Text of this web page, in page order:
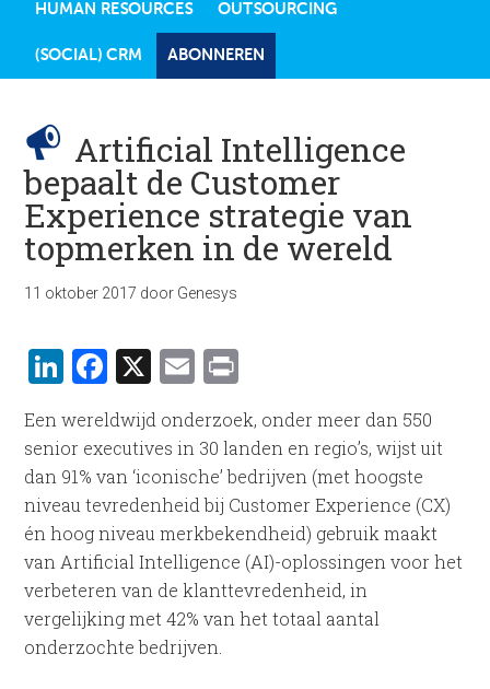
HUMAN RESOURCES OUTSOURCING
(SOCIAL) CRM ABONNEREN
Artificial Intelligence
bepaalt de Customer
Experience strategie van
topmerken in de wereld
11 oktober 2017 door Genesys
LinkedIn
Facebook
X Email
Een wereldwijd onderzoek, onder meer dan 550
senior executives in 30 landen en regio’s, wijst uit
dan 91% van ‘iconische’ bedrijven (met hoogste
niveau tevredenheid bij Customer Experience (CX)
én hoog niveau merkbekendheid) gebruik maakt
van Artificial Intelligence (AI)-oplossingen voor het
verbeteren van de klanttevredenheid, in
vergelijking met 42% van het totaal aantal
onderzochte bedrijven.